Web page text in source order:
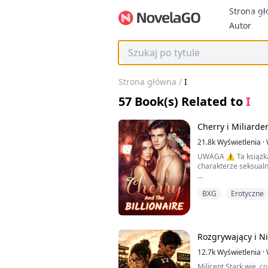
Strona
Autor
Strona główna / I
57 Book(s) Related toI
Cherry i Miliarder
21.8kWyświetlenia ·
UWAGA ⚠️ Ta
charakterze
pracuje jako
seksualnie
Zasadą Cherry jest
klientami, ale
jego doświadczenie
BXG Erotyczne
Rozgrywający i
12.7kWyświetlenia ·